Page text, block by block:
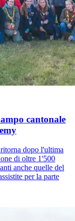
cantonale
dopo l'ultima
di oltre 1'500
anche quelle del
per la parte